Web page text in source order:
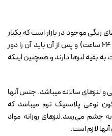
رنگی موجود در بازار است که یکبار
مصرف میباشند(از چند ساعت تا نهایتا 24 ساعت) و پس از آن باید آن را دور
بقیه لنزها دارند و همچنین اینکه
و لنزهای سالانه میباشد. جنس آنها
نوعی پلاستیک نرم میباشد که
چشم می‌رسد.لنزهای روزانه مواد
لازم است.